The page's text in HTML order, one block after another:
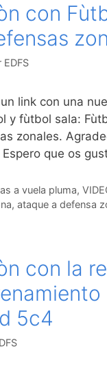
con
EDFS
link con una
y fùtbol sala:
zonales.
que os
a vuela pluma,
, ataque a defensa
con la
5c4